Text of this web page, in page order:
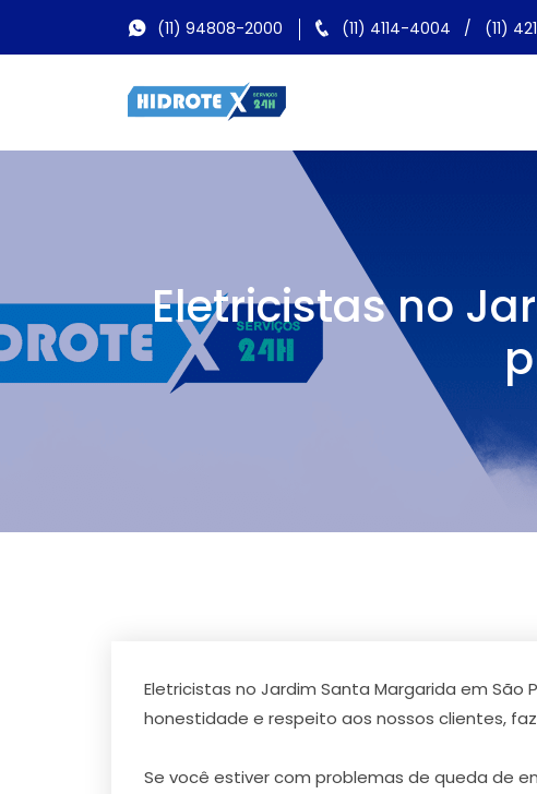
(11) 94808-2000 (11) 4114-4004 / (11)
Eletricistas no
Eletricistas no Jardim Santa Margarida em São
honestidade e respeito aos nossos clientes,
Se você estiver com problemas de queda de